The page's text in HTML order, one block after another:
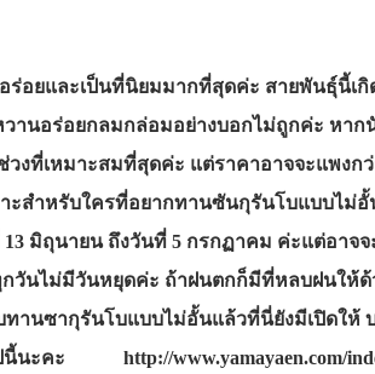
อยและเป็นที่นิยมมากที่สุดค่ะ สายพันธุ์นี้เกิ
านอร่อยกลมกล่อมอย่างบอกไม่ถูกค่ะ หา
ช่วงที่เหมาะสมที่สุดค่ะ แต่ราคาอาจจะแพง
ะสำหรับใครที่อยากทานซันกุรันโบแบบไม่
มิถุนายน ถึงวันที่ 5 กรกฏาคม ค่ะแต่อาจ
วันไม่มีวันหยุดค่ะ ถ้าฝนตกก็มีที่หลบฝนให้ด้
านซากุรันโบแบบไม่อั้นแล้วที่นี่ยังมีเปิดให้
ปนี้นะคะ http://www.yamayaen.com/